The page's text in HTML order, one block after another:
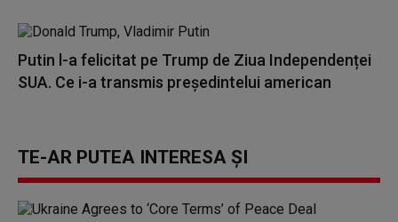
Putin l-a felicitat pe Trump de Ziua Independenței
SUA. Ce i-a transmis președintelui american
TE-AR PUTEA INTERESA ȘI